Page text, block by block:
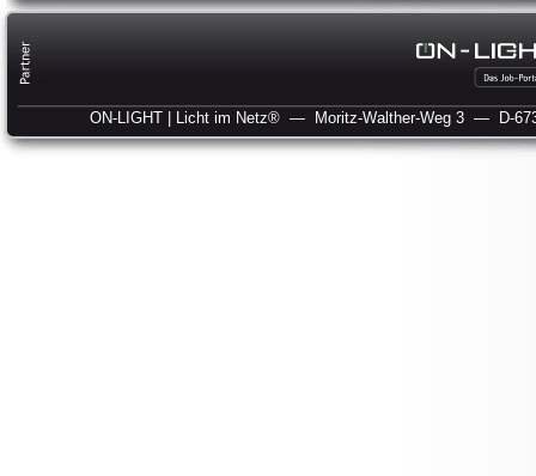
ON-LIGHT | Licht im Netz® — Moritz-Walther-Weg 3 — D-